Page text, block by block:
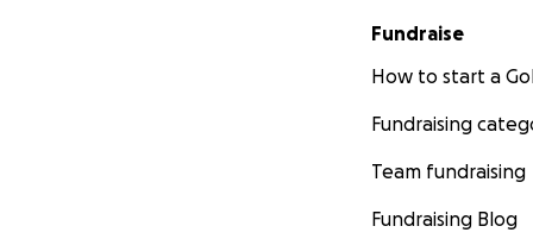
Fundraise
How to start a
Fundraising
Team fundraising
Fundraising Blog